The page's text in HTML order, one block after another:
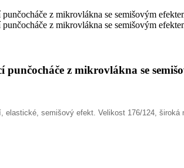
punčocháče z mikrovlákna se
elastické, semišový efekt. Velikost 176/124, široká